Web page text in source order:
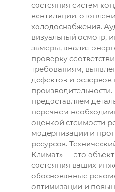
состояния систем
вентиляции,
холодоснабжения.
визуальный осмотр,
замеры, анализ
проверку
требованиям,
дефектов и
предоставляем
перечнем
оценкой стоимости
модернизации и
ресурсов.
Климат» — это
состояния ваших
обоснованные
оптимизации и